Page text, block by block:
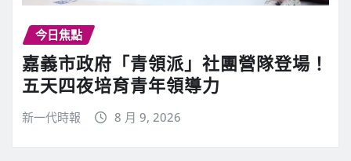
今日焦點
嘉義市政府「青領派」社團營隊登場！
五天四夜培育青年領導力
新一代時報 8 月 9, 2026